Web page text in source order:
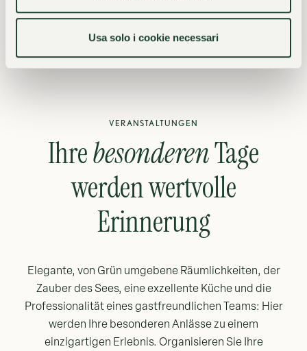
Usa solo i cookie necessari
VERANSTALTUNGEN
IhrebesonderenTage
werden wertvolle
Erinnerung
Elegante, von Grün umgebene Räumlichkeiten, der
Zauber des Sees, eine exzellente Küche und die
Professionalität eines gastfreundlichen Teams: Hier
werden Ihre besonderen Anlässe zu einem
einzigartigen Erlebnis. Organisieren Sie Ihre